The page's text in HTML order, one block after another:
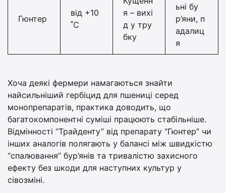
Гюнтер
від +10
˚С
я – вихі
д у тру
бку
ьні бу
р’яни, п
адалиц
я
Хоча деякі фермери намагаються знайти
найсильніший гербіцид для пшениці серед
монопрепаратів, практика доводить, що
багатокомпонентні суміші працюють стабільніше.
Відмінності “Трайденту” від препарату “Гюнтер” чи
інших аналогів полягають у балансі між швидкістю
“спалювання” бур’янів та тривалістю захисного
ефекту без шкоди для наступних культур у
сівозміні.